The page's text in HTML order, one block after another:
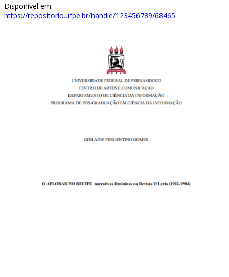
Disponível em:
https://repositorio.ufpe.br/handle/123456789/68465